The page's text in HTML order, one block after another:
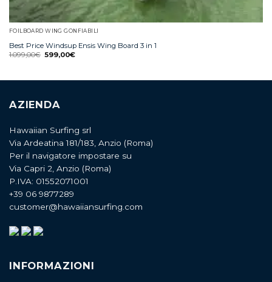
FOILBOARD WING GONFIABILI
Best Price Windsup Ensis Wing Board 3 in 1
1.099,00€ 599,00€
AZIENDA
Hawaiian Surfing srl
Via Ardeatina 181/183, Anzio (Roma)
Per il navigatore impostare su
Via Capri 2, Anzio (Roma)
P.IVA: 01552071001
+39 06 9877289
customer@hawaiiansurfing.com
INFORMAZIONI